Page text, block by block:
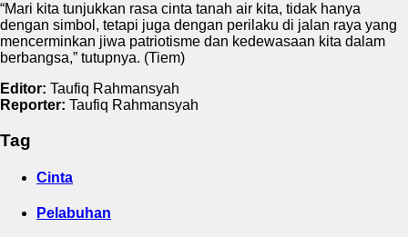
“Mari kita tunjukkan rasa cinta tanah air kita, tidak hanya
dengan simbol, tetapi juga dengan perilaku di jalan raya yang
mencerminkan jiwa patriotisme dan kedewasaan kita dalam
berbangsa,” tutupnya. (Tiem)
Editor: Taufiq Rahmansyah
Reporter: Taufiq Rahmansyah
Tag
Cinta
Pelabuhan